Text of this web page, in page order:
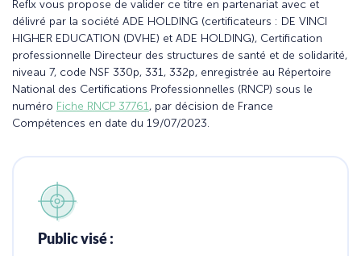
Reflx vous propose de valider ce titre en partenariat avec et
délivré par la société ADE HOLDING (certificateurs : DE VINCI
HIGHER EDUCATION (DVHE) et ADE HOLDING), Certification
professionnelle Directeur des structures de santé et de solidarité,
niveau 7, code NSF 330p, 331, 332p, enregistrée au Répertoire
National des Certifications Professionnelles (RNCP) sous le
numéro Fiche RNCP 37761, par décision de France
Compétences en date du 19/07/2023.
Public visé :